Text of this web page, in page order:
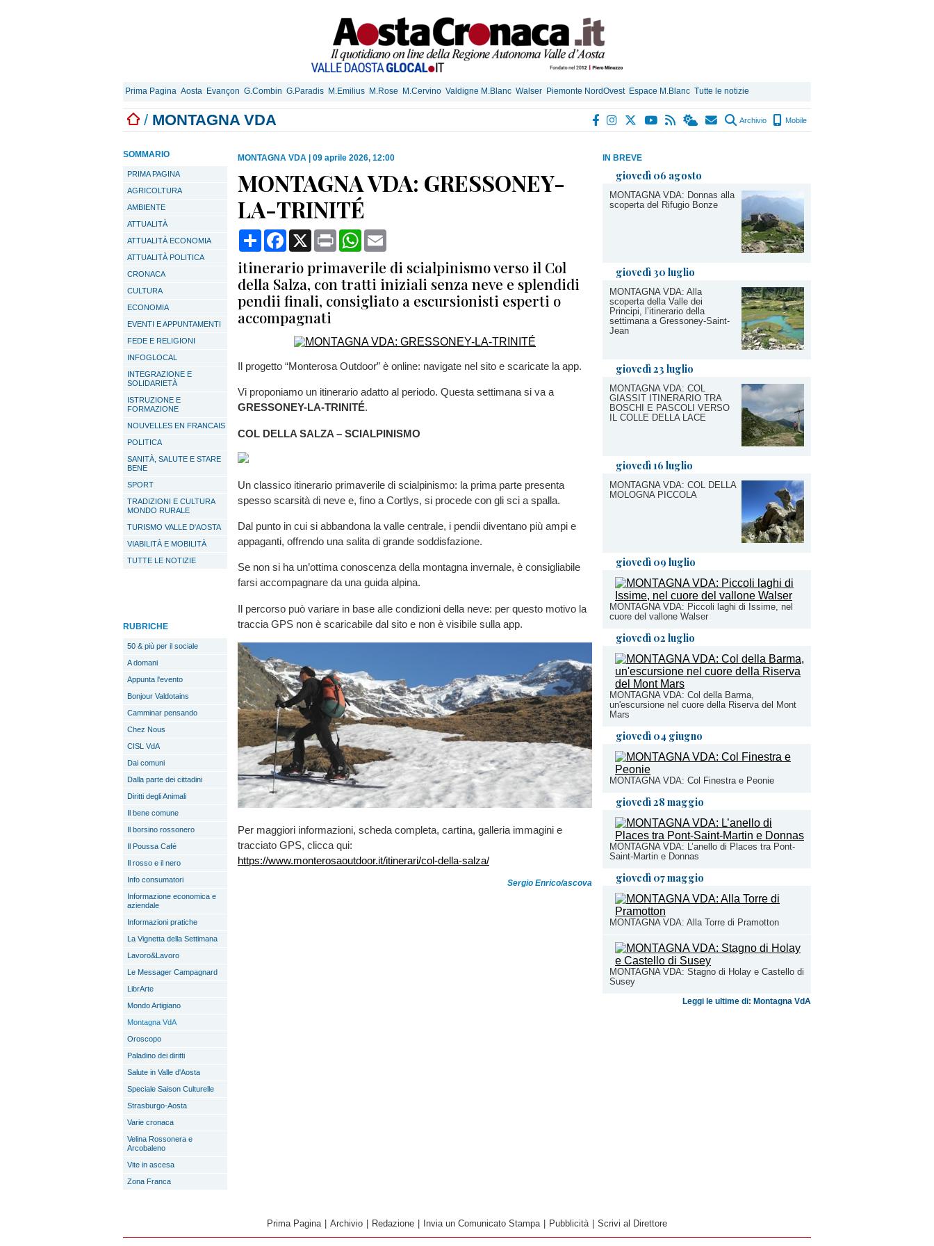
Prima Pagina Aosta Evançon G.Combin G.Paradis M.Emilius M.Rose M.Cervino Valdigne M.Blanc Walser Piemonte NordOvest Espace M.Blanc Tutte le notizie
/ MONTAGNA VDA Archivio Mobile
IN BREVE
giovedì 06 agosto
MONTAGNA VDA: Donnas alla
scoperta del Rifugio Bonze
giovedì 30 luglio
MONTAGNA VDA: Alla
scoperta della Valle dei
Principi, l’itinerario della
settimana a Gressoney-Saint-
Jean
giovedì 23 luglio
MONTAGNA VDA: COL
GIASSIT ITINERARIO TRA
BOSCHI E PASCOLI VERSO
IL COLLE DELLA LACE
giovedì 16 luglio
MONTAGNA VDA: COL DELLA
MOLOGNA PICCOLA
giovedì 09 luglio
MONTAGNA VDA: Piccoli laghi di Issime, nel
cuore del vallone Walser
giovedì 02 luglio
MONTAGNA VDA: Col della Barma,
un'escursione nel cuore della Riserva del Mont
Mars
giovedì 04 giugno
MONTAGNA VDA: Col Finestra e Peonie
giovedì 28 maggio
MONTAGNA VDA: L’anello di Places tra Pont-
Saint-Martin e Donnas
giovedì 07 maggio
MONTAGNA VDA: Alla Torre di Pramotton
MONTAGNA VDA: Stagno di Holay e Castello di
Susey
Leggi le ultime di: Montagna VdA
SOMMARIO
PRIMA PAGINA
AGRICOLTURA
AMBIENTE
ATTUALITÀ
ATTUALITÀ ECONOMIA
ATTUALITÀ POLITICA
CRONACA
CULTURA
ECONOMIA
EVENTI E APPUNTAMENTI
FEDE E RELIGIONI
INFOGLOCAL
INTEGRAZIONE E
SOLIDARIETÀ
ISTRUZIONE E
FORMAZIONE
NOUVELLES EN FRANCAIS
POLITICA
SANITÀ, SALUTE E STARE
BENE
SPORT
TRADIZIONI E CULTURA
MONDO RURALE
TURISMO VALLE D'AOSTA
VIABILITÀ E MOBILITÀ
TUTTE LE NOTIZIE
RUBRICHE
50 & più per il sociale
A domani
Appunta l'evento
Bonjour Valdotains
Camminar pensando
Chez Nous
CISL VdA
Dai comuni
Dalla parte dei cittadini
Diritti degli Animali
Il bene comune
Il borsino rossonero
Il Poussa Café
Il rosso e il nero
Info consumatori
Informazione economica e
aziendale
Informazioni pratiche
La Vignetta della Settimana
Lavoro&Lavoro
Le Messager Campagnard
LibrArte
Mondo Artigiano
Montagna VdA
Oroscopo
Paladino dei diritti
Salute in Valle d'Aosta
Speciale Saison Culturelle
Strasburgo-Aosta
Varie cronaca
Velina Rossonera e
Arcobaleno
Vite in ascesa
Zona Franca
MONTAGNA VDA 09 aprile 2026, 12:00
MONTAGNA VDA: GRESSONEY-
LA-TRINITÉ
CondividiFacebook
X Print WhatsApp
itinerario primaverile di scialpinismo verso il Col
della Salza, con tratti iniziali senza neve e splendidi
pendii finali, consigliato a escursionisti esperti o
accompagnati
Il progetto “Monterosa Outdoor” è online: navigate nel sito e scaricate la app.
Vi proponiamo un itinerario adatto al periodo. Questa settimana si va a
GRESSONEY-LA-TRINITÉ.
COL DELLA SALZA – SCIALPINISMO
Un classico itinerario primaverile di scialpinismo: la prima parte presenta
spesso scarsità di neve e, fino a Cortlys, si procede con gli sci a spalla.
Dal punto in cui si abbandona la valle centrale, i pendii diventano più ampi e
appaganti, offrendo una salita di grande soddisfazione.
Se non si ha un’ottima conoscenza della montagna invernale, è consigliabile
farsi accompagnare da una guida alpina.
Il percorso può variare in base alle condizioni della neve: per questo motivo la
traccia GPS non è scaricabile dal sito e non è visibile sulla app.
Per maggiori informazioni, scheda completa, cartina, galleria immagini e
tracciato GPS, clicca qui:
https://www.monterosaoutdoor.it/itinerari/col-della-salza/
Sergio Enrico/ascova
Prima Pagina Archivio Redazione Invia un Comunicato Stampa Pubblicità Scrivi al Direttore